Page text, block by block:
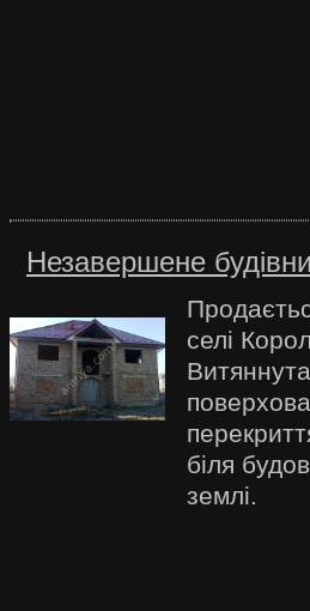
Незавершене
селі
біля
землі.